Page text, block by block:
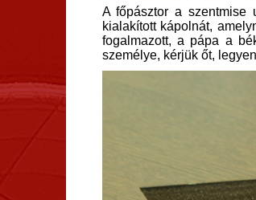
A főpásztor a szentmise
kialakított kápolnát,
fogalmazott, a pápa a
személye, kérjük őt,